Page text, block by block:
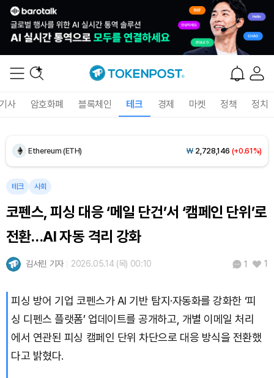
사 암호화폐 블록체인 테크 경제 마켓 정책 정치
Ethereum (ETH) ₩ 2,728,146 (+0.61%)
Tether USDt (USDT)
BNB (BNB) ₩844,193(+0.15%)
USDC (USDC)
Solana (SOL) ₩105,017(+1.48%)
TRON (TRX) ₩466.5 (+0.11%)
테크 사회
코펜스, 피싱 대응 ‘메일 단건’서 ‘캠페인 단위’로
전환…AI 자동 격리 강화
김서린 기자 2026.05.14 (목) 00:10 1 1
피싱 방어 기업 코펜스가 AI 기반 탐지·자동화를 강화한 ‘피
싱 디펜스 플랫폼’ 업데이트를 공개하고, 개별 이메일 처리
에서 연관된 피싱 캠페인 단위 차단으로 대응 방식을 전환했
다고 밝혔다.